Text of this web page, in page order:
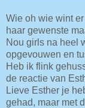
Wie oh wie wint
haar gewenste
Nou girls na heel
opgevouwen en
Heb ik flink
de reactie van
Lieve Esther je
gehad, maar met